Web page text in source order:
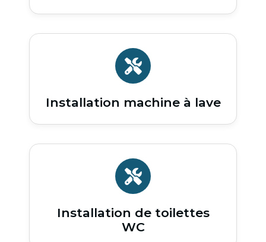
Installation machine à lave
Installation de toilettes
WC